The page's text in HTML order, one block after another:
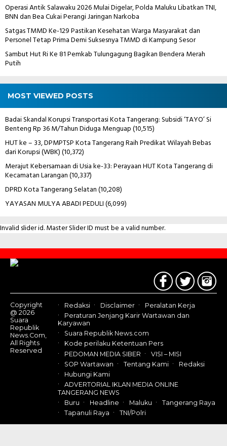
Operasi Antik Salawaku 2026 Mulai Digelar, Polda Maluku Libatkan TNI,
BNN dan Bea Cukai Perangi Jaringan Narkoba
Satgas TMMD Ke-129 Pastikan Kesehatan Warga Masyarakat dan
Personel Tetap Prima Demi Suksesnya TMMD di Kampung Sesor
Sambut Hut Ri Ke 81 Pemkab Tulungagung Bagikan Bendera Merah
Putih
MOST VIEWED POSTS
Badai Skandal Korupsi Transportasi Kota Tangerang: Subsidi ‘TAYO’ Si
Benteng Rp 36 M/Tahun Diduga Menguap(10,515)
HUT ke – 33, DPMPTSP Kota Tangerang Raih Predikat Wilayah Bebas
dari Korupsi (WBK)(10,372)
Merajut Kebersamaan di Usia ke-33: Perayaan HUT Kota Tangerang di
Kecamatan Larangan(10,337)
DPRD Kota Tangerang Selatan(10,208)
YAYASAN MULYA ABADI PEDULI(6,099)
Invalid slider id. Master Slider ID must be a valid number.
Contact
Us
Copyright
@ 2026
Suara
Republik
News.Com,
All Rights
Reserved
Redaksi Disclaimer
Peralatan Kerja
Peraturan Jenjang Karir Wartawan dan
Karyawan
Suara Republik News.com
Kode perilaku Ketentuan Pers
PEDOMAN MEDIA SIBER
VISI – MISI
SOP Wartawan
Tentang Kami
Redaksi
Hubungi Kami
ADVERTORIAL IKLAN MEDIA ONLINE
TANGERANG NEWS
Buru
Headline Maluku
Tangerang Raya
Tapanuli Raya
TNI/Polri